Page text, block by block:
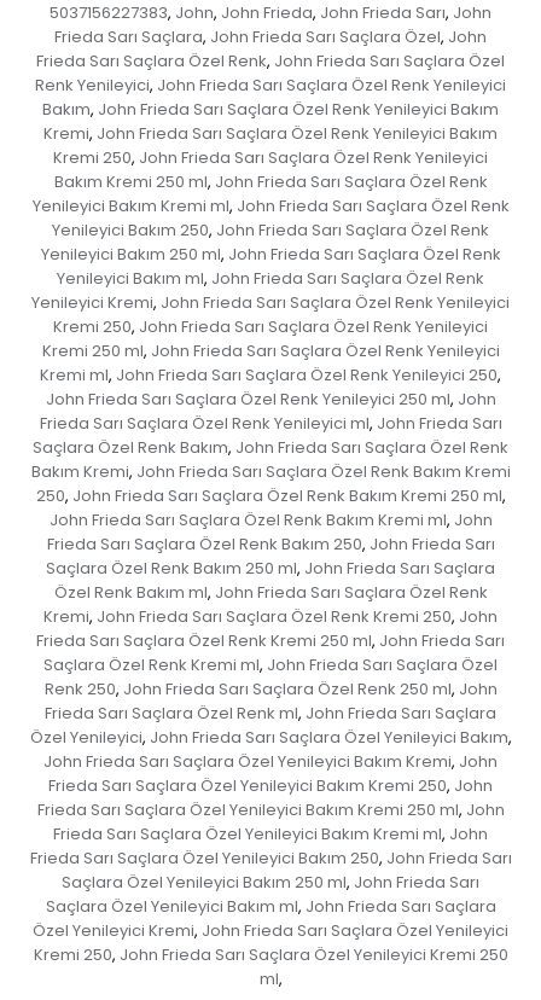
5037156227383, John, John Frieda, John Frieda Sarı, John
Frieda Sarı Saçlara, John Frieda Sarı Saçlara Özel, John
Frieda Sarı Saçlara Özel Renk, John Frieda Sarı Saçlara Özel
Renk Yenileyici, John Frieda Sarı Saçlara Özel Renk Yenileyici
Bakım, John Frieda Sarı Saçlara Özel Renk Yenileyici Bakım
Kremi, John Frieda Sarı Saçlara Özel Renk Yenileyici Bakım
Kremi 250, John Frieda Sarı Saçlara Özel Renk Yenileyici
Bakım Kremi 250 ml, John Frieda Sarı Saçlara Özel Renk
Yenileyici Bakım Kremi ml, John Frieda Sarı Saçlara Özel Renk
Yenileyici Bakım 250, John Frieda Sarı Saçlara Özel Renk
Yenileyici Bakım 250 ml, John Frieda Sarı Saçlara Özel Renk
Yenileyici Bakım ml, John Frieda Sarı Saçlara Özel Renk
Yenileyici Kremi, John Frieda Sarı Saçlara Özel Renk Yenileyici
Kremi 250, John Frieda Sarı Saçlara Özel Renk Yenileyici
Kremi 250 ml, John Frieda Sarı Saçlara Özel Renk Yenileyici
Kremi ml, John Frieda Sarı Saçlara Özel Renk Yenileyici 250,
John Frieda Sarı Saçlara Özel Renk Yenileyici 250 ml, John
Frieda Sarı Saçlara Özel Renk Yenileyici ml, John Frieda Sarı
Saçlara Özel Renk Bakım, John Frieda Sarı Saçlara Özel Renk
Bakım Kremi, John Frieda Sarı Saçlara Özel Renk Bakım Kremi
250, John Frieda Sarı Saçlara Özel Renk Bakım Kremi 250 ml,
John Frieda Sarı Saçlara Özel Renk Bakım Kremi ml, John
Frieda Sarı Saçlara Özel Renk Bakım 250, John Frieda Sarı
Saçlara Özel Renk Bakım 250 ml, John Frieda Sarı Saçlara
Özel Renk Bakım ml, John Frieda Sarı Saçlara Özel Renk
Kremi, John Frieda Sarı Saçlara Özel Renk Kremi 250, John
Frieda Sarı Saçlara Özel Renk Kremi 250 ml, John Frieda Sarı
Saçlara Özel Renk Kremi ml, John Frieda Sarı Saçlara Özel
Renk 250, John Frieda Sarı Saçlara Özel Renk 250 ml, John
Frieda Sarı Saçlara Özel Renk ml, John Frieda Sarı Saçlara
Özel Yenileyici, John Frieda Sarı Saçlara Özel Yenileyici Bakım,
John Frieda Sarı Saçlara Özel Yenileyici Bakım Kremi, John
Frieda Sarı Saçlara Özel Yenileyici Bakım Kremi 250, John
Frieda Sarı Saçlara Özel Yenileyici Bakım Kremi 250 ml, John
Frieda Sarı Saçlara Özel Yenileyici Bakım Kremi ml, John
Frieda Sarı Saçlara Özel Yenileyici Bakım 250, John Frieda Sarı
Saçlara Özel Yenileyici Bakım 250 ml, John Frieda Sarı
Saçlara Özel Yenileyici Bakım ml, John Frieda Sarı Saçlara
Özel Yenileyici Kremi, John Frieda Sarı Saçlara Özel Yenileyici
Kremi 250, John Frieda Sarı Saçlara Özel Yenileyici Kremi 250
ml,